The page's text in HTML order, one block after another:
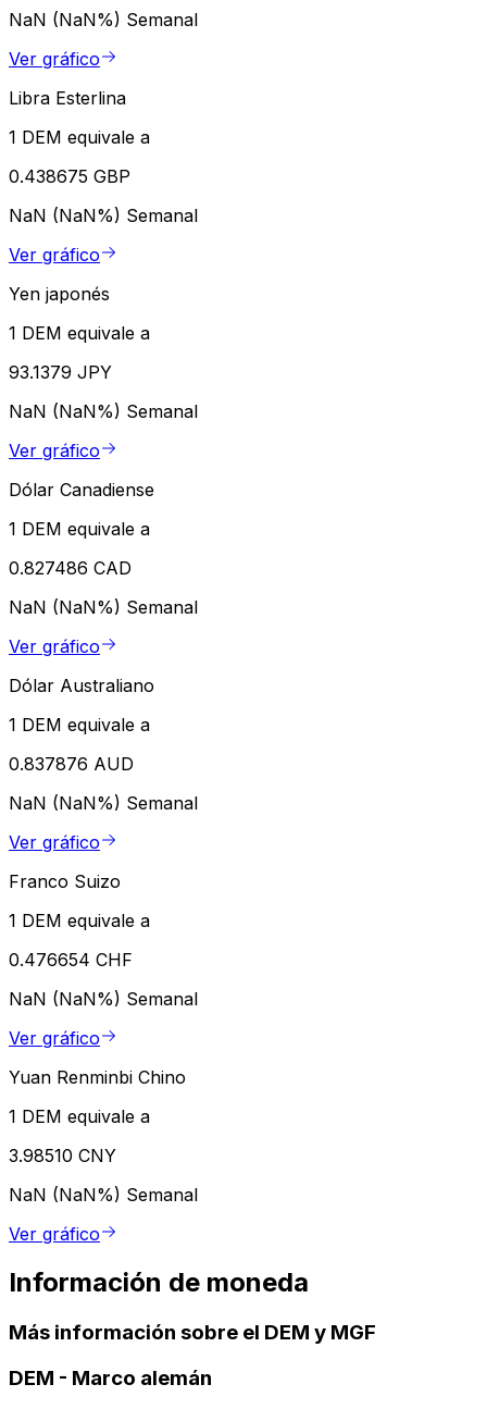
NaN (NaN%) Semanal
Ver gráfico
Libra Esterlina
1 DEM equivale a
0.438675 GBP
NaN (NaN%) Semanal
Ver gráfico
Yen japonés
1 DEM equivale a
93.1379 JPY
NaN (NaN%) Semanal
Ver gráfico
Dólar Canadiense
1 DEM equivale a
0.827486 CAD
NaN (NaN%) Semanal
Ver gráfico
Dólar Australiano
1 DEM equivale a
0.837876 AUD
NaN (NaN%) Semanal
Ver gráfico
Franco Suizo
1 DEM equivale a
0.476654 CHF
NaN (NaN%) Semanal
Ver gráfico
Yuan Renminbi Chino
1 DEM equivale a
3.98510 CNY
NaN (NaN%) Semanal
Ver gráfico
Información de moneda
Más información sobre el DEM y MGF
DEM - Marco alemán